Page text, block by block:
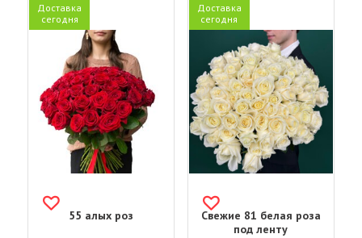
Доставка
сегодня
55 алых роз
Доставка
сегодня
Свежие 81 белая роза
под ленту